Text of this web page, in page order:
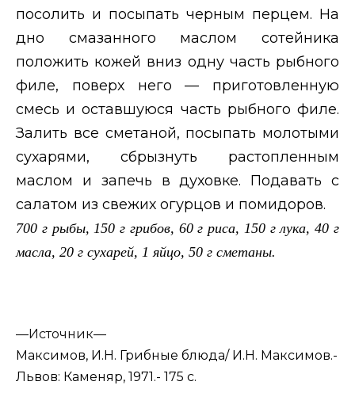
посолить и посыпать черным перцем. На
дно смазанного маслом сотейника
положить кожей вниз одну часть рыбного
филе, поверх него — приготовленную
смесь и оставшуюся часть рыбного филе.
Залить все сметаной, посыпать молотыми
сухарями, сбрызнуть растопленным
маслом и запечь в духовке. Подавать с
салатом из свежих огурцов и помидоров.
700 г рыбы, 150 г грибов, 60 г риса, 150 г лука, 40 г
масла, 20 г сухарей, 1 яйцо, 50 г сметаны.
—Источник—
Максимов, И.Н. Грибные блюда/ И.Н. Максимов.-
Львов: Каменяр, 1971.- 175 с.